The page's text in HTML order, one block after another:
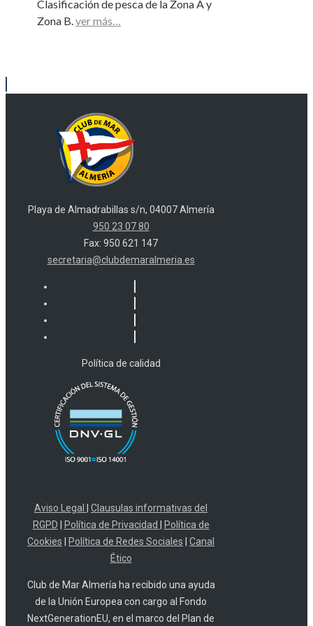
Clasificación de pesca de la Zona A y
Zona B.ver más…
Playa de Almadrabillas s/n, 04007 Almería
950 23 07 80
Fax: 950 621 147
secretaria@clubdemaralmeria.es
Política de calidad
Aviso Legal
Clausulas informativas del
RGPD
Política de Privacidad
Política de
Cookies
Política de Redes Sociales
Canal
Ético
Club de Mar Almería ha recibido una ayuda
de la Unión Europea con cargo al Fondo
NextGenerationEU, en el marco del Plan de